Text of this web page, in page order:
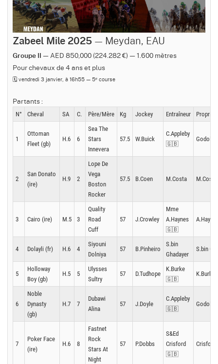
Zabeel Mile 2025 — Meydan, EAU
Groupe II
— AED 850,000 (224.282 €) — 1.600 mètres
Pour chevaux de 4 ans et plus
🗓️ vendredi 3 janvier, à 16h55 — 5ᵉ course
Partants :
N° Cheval SA C. Père/Mère Kg Jockey Entraîneur
1
Ottoman
Fleet (gb)
H.6 6
Sea The
Stars
Innevera
57.5 W.Buick
C.Appleby
🇬🇧
2
San Donato
(ire)
H.9 2
Lope De
Vega
Boston
Rocker
57.5 B.Coen M.Costa M.Costa
3 Cairo (ire) M.5 3
Quality
Road
Cuff
57 J.Crowley
Mme
A.Haynes
🇬🇧
4 Dolayli (fr) H.6 4
Siyouni
Dolniya
57 B.Pinheiro
S.bin
Ghadayer
S.bin
5
Holloway
Boy (gb)
H.5 5
Ulysses
Sultry
57 D.Tudhope
K.Burke
🇬🇧
K.Burke
6
Noble
Dynasty
(gb)
H.7 7
Dubawi
Alina
57 J.Doyle
C.Appleby
🇬🇧
7
Poker Face
(ire)
H.6 8
Fastnet
Rock
Stars At
Night
57 P.Dobbs
S&Ed
Crisford
🇬🇧
Crisford.